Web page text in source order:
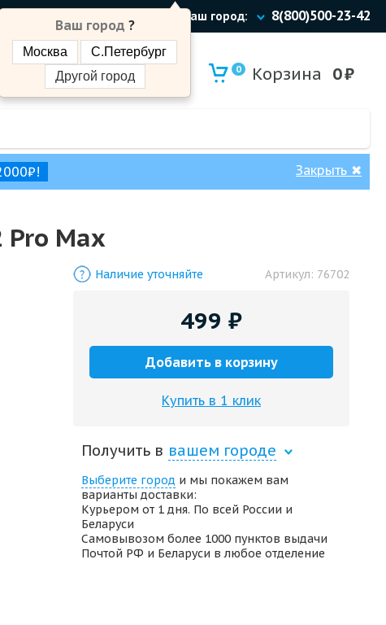
Ваш город:
Ваш город ?
Москва
С.Петербург
Другой город
8(800)500-23-42
0 Корзина 0₽
Закрыть ✖
Max
Наличие уточняйте Артикул: 76702
499 ₽
Добавить в корзину
Купить в 1 клик
Получить в вашем городе
Выберите город и мы покажем вам
варианты доставки:
Курьером от 1 дня. По всей России и
Беларуси
Самовывозом более 1000 пунктов выдачи
Почтой РФ и Беларуси в любое отделение